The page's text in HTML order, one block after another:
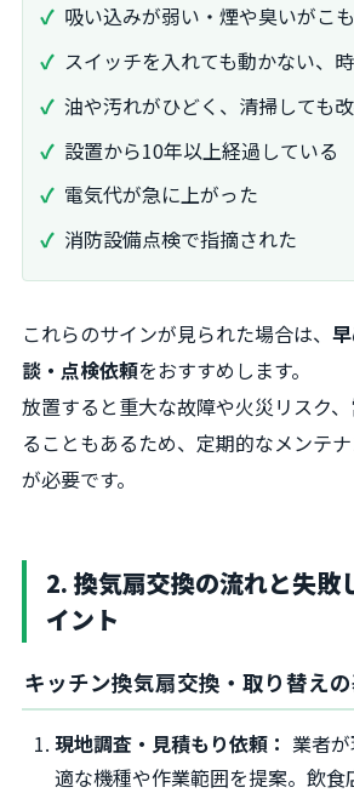
吸い込みが弱い・煙や臭いがこ
スイッチを入れても動かない、
油や汚れがひどく、清掃しても
設置から10年以上経過している
電気代が急に上がった
消防設備点検で指摘された
これらのサインが見られた場合は、
談・点検依頼をおすすめします。
放置すると重大な故障や火災リスク
ることもあるため、定期的なメンテ
が必要です。
2. 換気扇交換の流れと失敗
イント
キッチン換気扇交換・取り替え
現地調査・見積もり依頼： 業者
適な機種や作業範囲を提案。飲食